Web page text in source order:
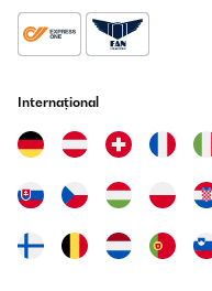
Internațional